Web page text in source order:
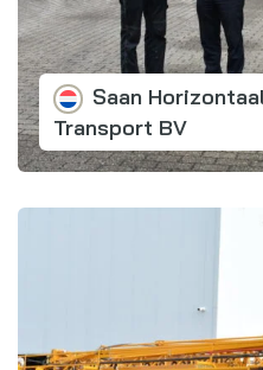
Saan
Transport BV